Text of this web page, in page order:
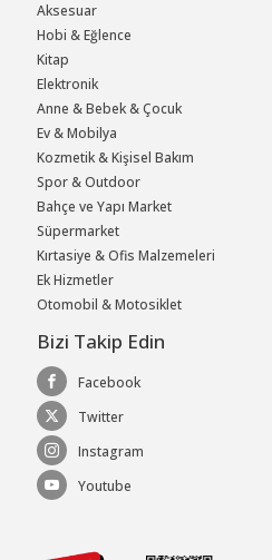
Aksesuar
Hobi & Eğlence
Kitap
Elektronik
Anne & Bebek & Çocuk
Ev & Mobilya
Kozmetik & Kişisel Bakım
Spor & Outdoor
Bahçe ve Yapı Market
Süpermarket
Kırtasiye & Ofis Malzemeleri
Ek Hizmetler
Otomobil & Motosiklet
Bizi Takip Edin
Facebook
Twitter
Instagram
Youtube